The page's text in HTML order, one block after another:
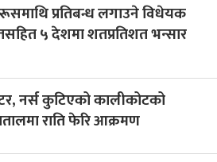
प्रतिबन्ध लगाउने विधेयक
५ देशमा शतप्रतिशत भन्सार
नर्स कुटिएको कालीकोटको
राति फेरि आक्रमण